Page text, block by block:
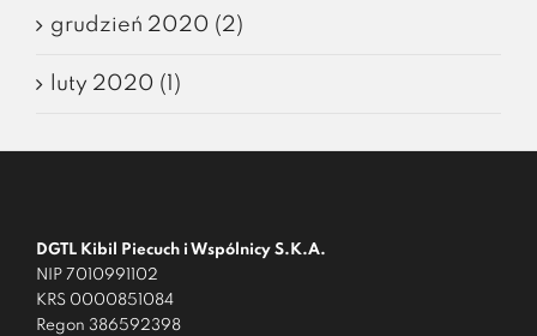
grudzień 2020 (2)
luty 2020 (1)
DGTL Kibil Piecuch i Wspólnicy S.K.A.
NIP 7010991102
KRS 0000851084
Regon 386592398